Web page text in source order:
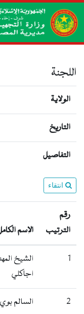
انتقاء
الإسم الكامل
الشيخ المهدي
اجاكلي
السالم بوي